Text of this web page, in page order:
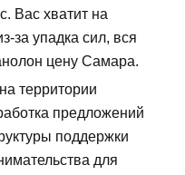
Вас хватит на
за упадка сил, вся
цену Самара.
территории
предложений
поддержки
для